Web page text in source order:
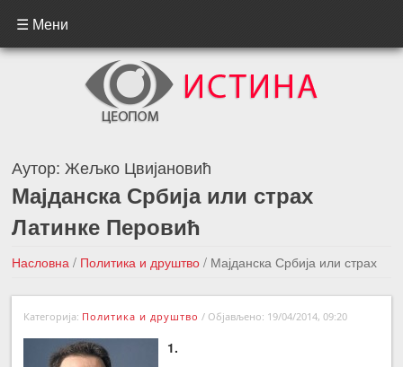
☰ Мени
Аутор: Жељко Цвијановић
Мајданска Србија или страх
Латинке Перовић
Насловна / Политика и друштво / Мајданска Србија или страх
Латинке Перовић
←Претходна вест
Следећа вест →
Категорија: Политика и друштво / Објављено: 19/04/2014, 09:20
1.